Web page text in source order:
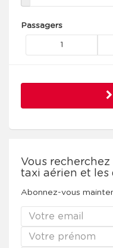
Passagers
1
Vous
taxi aérien et les
Abonnez-vous